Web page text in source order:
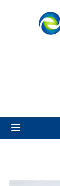
অ্যাপ্লিকেশন